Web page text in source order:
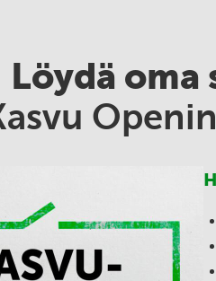
Löydä oma